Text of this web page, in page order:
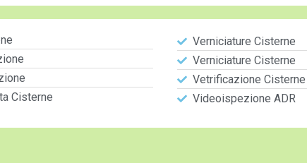
Cisterne
Verniciature Cisterne
Verniciature Cisterne
Vetrificazione Cisterne
Videoispezione ADR